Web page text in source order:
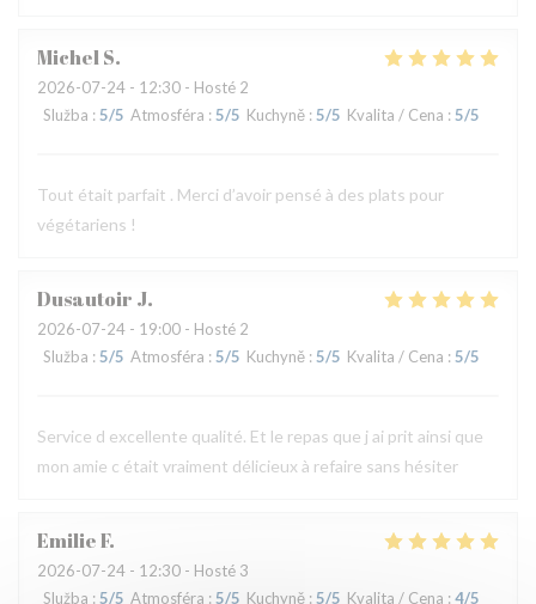
MichelS
2026-07-24 - 12:30 - Hosté 2
Služba : 5/5 Atmosféra : 5/5 Kuchyně : 5/5 Kvalita / Cena : 5/5
Tout était parfait . Merci d’avoir pensé à des plats pour
végétariens !
Dusautoir J
2026-07-24 - 19:00 - Hosté 2
Služba : 5/5 Atmosféra : 5/5 Kuchyně : 5/5 Kvalita / Cena : 5/5
Service d excellente qualité. Et le repas que j ai prit ainsi que
mon amie c était vraiment délicieux à refaire sans hésiter
EmilieF
2026-07-24 - 12:30 - Hosté 3
Služba :5/5 Atmosféra :5/5 Kuchyně :5/5 Kvalita / Cena : 4/5